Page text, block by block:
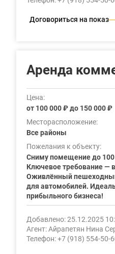
Договориться на показ
Аренда
Цена:
от 100 000 ₽ до 150 000 ₽
Месторасположение:
Все районы
Пожелания к объекту:
Сниму помещение до 100
Ключевое требование —
Оживлённый
для автомобилей.
прибыльного бизнеса!
Добавлено: 25.12.2025
Агент: Айрапетян Нина
Телефон: +7 (918) 554-50-